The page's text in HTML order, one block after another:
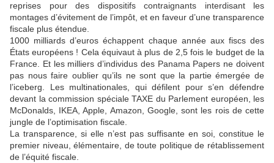
reprises pour des dispositifs contraignants interdisant les
montages d’évitement de l’impôt, et en faveur d’une transparence
fiscale plus étendue.
1000 milliards d’euros échappent chaque année aux fiscs des
États européens ! Cela équivaut à plus de 2,5 fois le budget de la
France. Et les milliers d’individus des Panama Papers ne doivent
pas nous faire oublier qu’ils ne sont que la partie émergée de
l’iceberg. Les multinationales, qui défilent pour s’en défendre
devant la commission spéciale TAXE du Parlement européen, les
McDonalds, IKEA, Apple, Amazon, Google, sont les rois de cette
jungle de l’optimisation fiscale.
La transparence, si elle n’est pas suffisante en soi, constitue le
premier niveau, élémentaire, de toute politique de rétablissement
de l’équité fiscale.